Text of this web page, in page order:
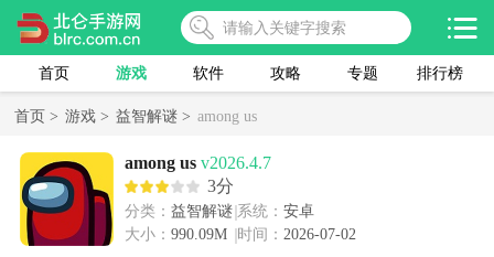
首页 游戏 软件 攻略 专题 排行榜
首页 > 游戏 > 益智解谜 > among us
among us v2026.4.7
3分
分类： 益智解谜 系统： 安卓
大小： 990.09M 时间： 2026-07-02